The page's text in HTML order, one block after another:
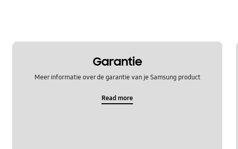
Garantie
Meer informatie over de garantie van je Samsung product
Read more